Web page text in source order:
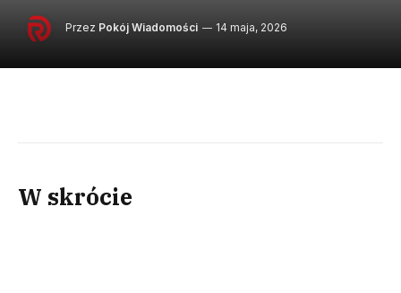
Przez Pokój Wiadomości 14 maja, 2026
W skrócie